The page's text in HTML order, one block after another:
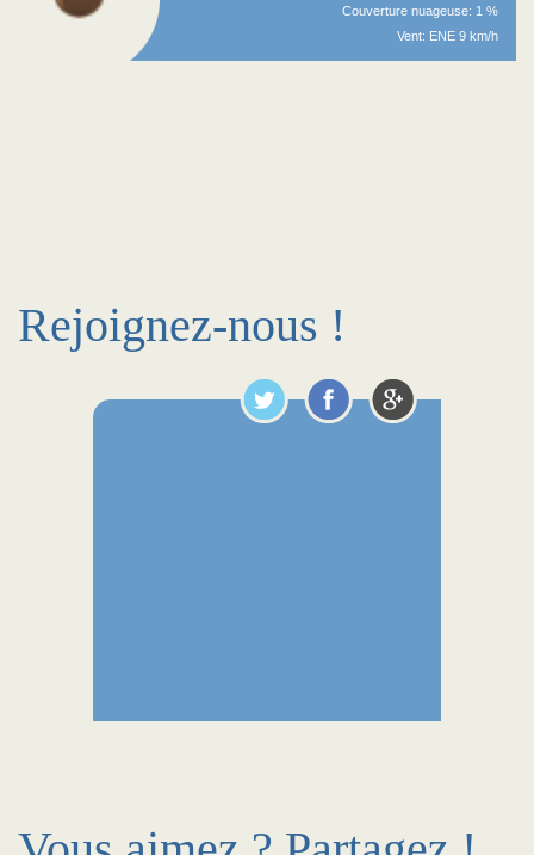
Couverture nuageuse: 1 %
Vent: ENE 9 km/h
Rejoignez-nous !